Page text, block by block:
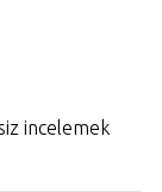
incelemek